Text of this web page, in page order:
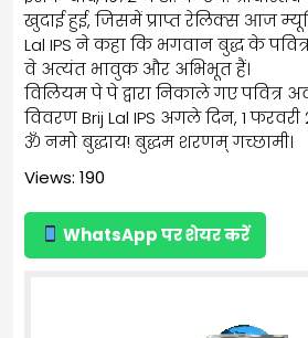
खुदाई हुई, जिसमें प्राप्त रेलिक्स आज
Lal IPS ने कहा कि भगवान बुद्ध के
वे अत्यंत भावुक और अभिभूत हैं।
विलियम पे पे द्वारा निकाले गए पवित्र
विवरण Brij Lal IPS अगले दिन, 1
ॐ नमो बुद्धाय! बुद्धम शरणम् गच्छामी।
Views: 190
WhatsApp पर शेयर करें